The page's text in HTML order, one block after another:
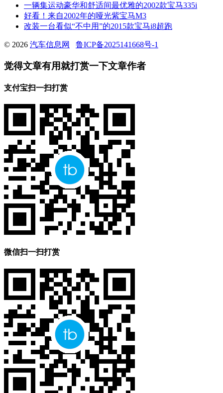
一辆集运动豪华和舒适间最优雅的2002款宝马335i
好看！来自2002年的哑光紫宝马M3
改装一台看似“不中用”的2015款宝马i8超跑
© 2026 汽车信息网 鲁ICP备2025141668号-1
觉得文章有用就打赏一下文章作者
支付宝扫一扫打赏
微信扫一扫打赏